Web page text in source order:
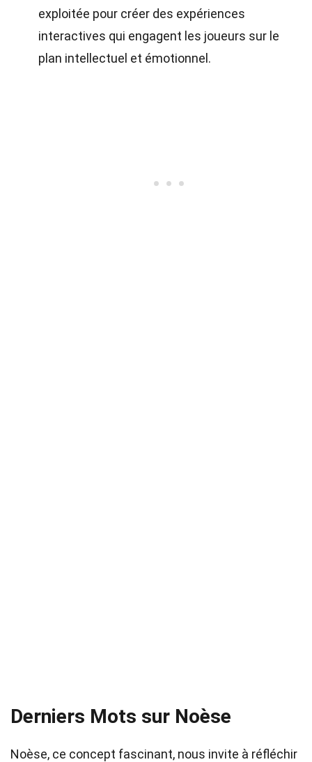
exploitée pour créer des expériences
interactives qui engagent les joueurs sur le
plan intellectuel et émotionnel.
Derniers Mots sur Noèse
Noèse, ce concept fascinant, nous invite à réfléchir